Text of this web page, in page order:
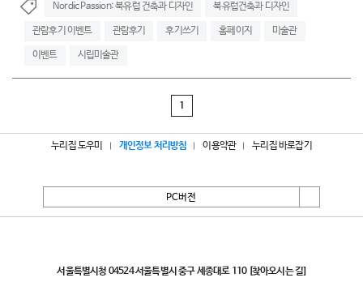
Nordic Passion: 북유럽 건축과 디자인 북유럽건축과 디자인
관람후기 이벤트 관람후기 후기쓰기 홈페이지 미술관
이벤트 시립미술관
1
누리집 도우미 개인정보 처리방침 이용약관 누리집 바로잡기
PC버전
서울특별시청 04524 서울특별시 중구 세종대로 110 [찾아오시는 길]